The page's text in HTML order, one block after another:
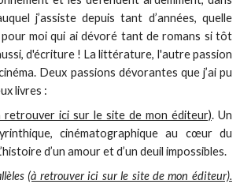
j’assiste depuis tant d’années, quelle
moi qui ai dévoré tant de romans si tôt
d'écriture ! La littérature, l'autre passion
Deux passions dévorantes que j’ai pu
livres :
retrouver ici sur le site de mon éditeur). Un
cinématographique au cœur du
d’un amour et d’un deuil impossibles.
(à retrouver ici sur le site de mon éditeur).